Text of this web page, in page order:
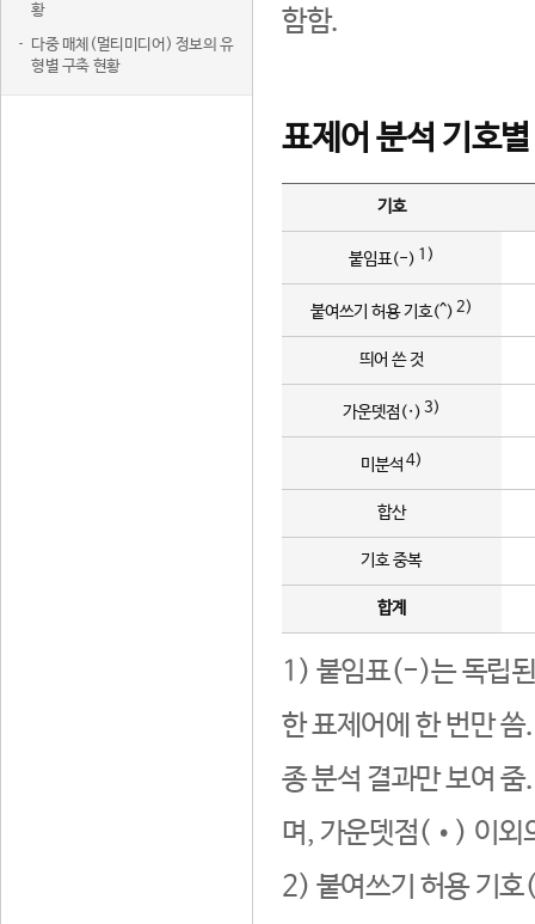
황
다중 매체(멀티미디어) 정보의 유
형별 구축 현황
함함.
표제어 분석 기호
기호
붙임표(-) 1)
붙여쓰기 허용 기호(^) 2)
띄어 쓴 것
가운뎃점(·) 3)
미분석 4)
합산
기호 중복
합계
1) 붙임표(-)는 독립된
한 표제어에 한 번만
종 분석 결과만 보여
며, 가운뎃점(•) 이외
2) 붙여쓰기 허용 기호